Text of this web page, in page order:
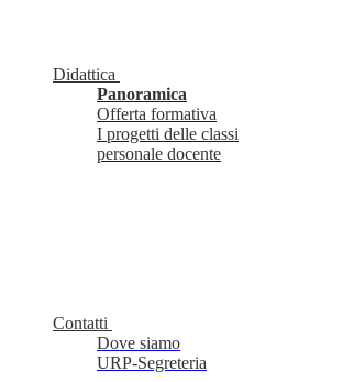
Didattica
Panoramica
Offerta formativa
I progetti delle classi
personale docente
Contatti
Dove siamo
URP-Segreteria